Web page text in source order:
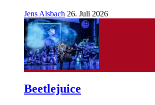
Jens Alsbach 26. Juli 2026
Beetlejuice